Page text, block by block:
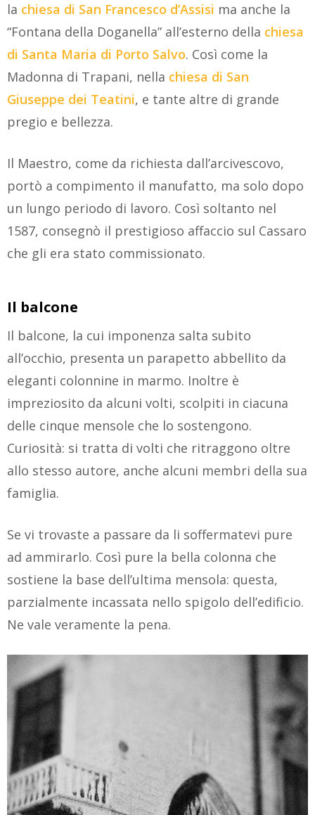
la chiesa di San Francesco d’Assisi ma anche la
“Fontana della Doganella” all’esterno della chiesa
di Santa Maria di Porto Salvo. Così come la
Madonna di Trapani, nella chiesa di San
Giuseppe dei Teatini, e tante altre di grande
pregio e bellezza.
Il Maestro, come da richiesta dall’arcivescovo,
portò a compimento il manufatto, ma solo dopo
un lungo periodo di lavoro. Così soltanto nel
1587, consegnò il prestigioso affaccio sul Cassaro
che gli era stato commissionato.
Il balcone
Il balcone, la cui imponenza salta subito
all’occhio, presenta un parapetto abbellito da
eleganti colonnine in marmo. Inoltre è
impreziosito da alcuni volti, scolpiti in ciacuna
delle cinque mensole che lo sostengono.
Curiosità: si tratta di volti che ritraggono oltre
allo stesso autore, anche alcuni membri della sua
famiglia.
Se vi trovaste a passare da li soffermatevi pure
ad ammirarlo. Così pure la bella colonna che
sostiene la base dell’ultima mensola: questa,
parzialmente incassata nello spigolo dell’edificio.
Ne vale veramente la pena.